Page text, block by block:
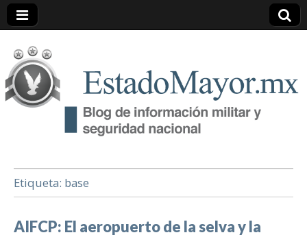
EstadoMayor.mx
Blog de información militar y de Seguridad Nacional
Etiqueta: base
AIFCP: El aeropuerto de la selva y la